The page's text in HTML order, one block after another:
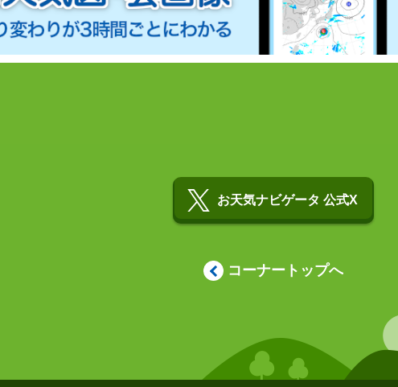
お天気ナビゲータ 公式X
コーナートップへ